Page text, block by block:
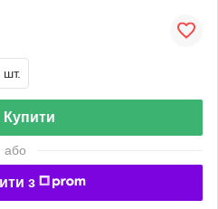
шт.
Купити
або
з